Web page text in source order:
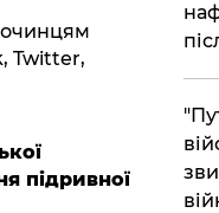
Twitter,
підривної